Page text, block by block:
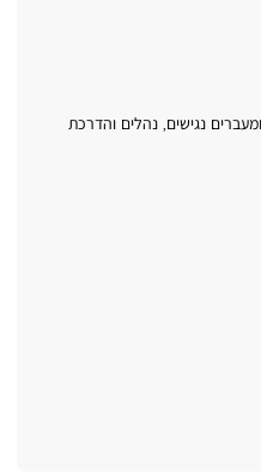
נגישים, נהלים והדרכת